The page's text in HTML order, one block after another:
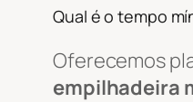
Qual é o tempo
Oferecemos
empilhadeira